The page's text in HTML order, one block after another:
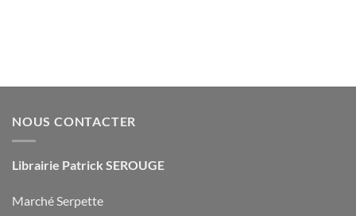
NOUS CONTACTER
Librairie Patrick SEROUGE
Marché Serpette